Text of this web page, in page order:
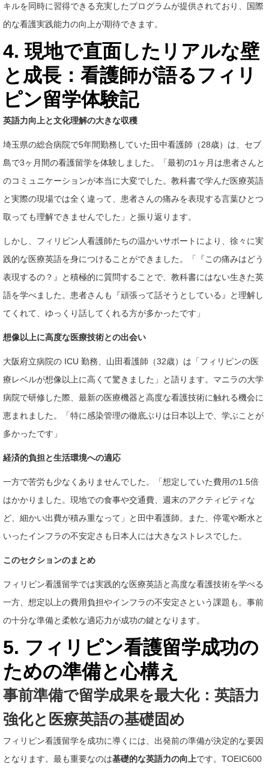
キルを同時に習得できる充実したプログラムが提供されており、国際
的な看護実践能力の向上が期待できます。
4. 現地で直面したリアルな壁
と成長：看護師が語るフィリ
ピン留学体験記
英語力向上と文化理解の大きな収穫
埼玉県の総合病院で5年間勤務していた田中看護師（28歳）は、セブ
島で3ヶ月間の看護留学を体験しました。「最初の1ヶ月は患者さんと
のコミュニケーションが本当に大変でした。教科書で学んだ医療英語
と実際の現場では全く違って、患者さんの痛みを表現する言葉ひとつ
取っても理解できませんでした」と振り返ります。
しかし、フィリピン人看護師たちの温かいサポートにより、徐々に実
践的な医療英語を身につけることができました。「『この痛みはどう
表現するの？』と積極的に質問することで、教科書にはない生きた英
語を学べました。患者さんも『頑張って話そうとしている』と理解し
てくれて、ゆっくり話してくれる方が多かったです」
想像以上に高度な医療技術との出会い
大阪府立病院の ICU 勤務、山田看護師（32歳）は「フィリピンの医
療レベルが想像以上に高くて驚きました」と語ります。マニラの大学
病院で研修した際、最新の医療機器と高度な看護技術に触れる機会に
恵まれました。「特に感染管理の徹底ぶりは日本以上で、学ぶことが
多かったです」
経済的負担と生活環境への適応
一方で苦労も少なくありませんでした。「想定していた費用の1.5倍
はかかりました。現地での食事や交通費、週末のアクティビティな
ど、細かい出費が積み重なって」と田中看護師。また、停電や断水と
いったインフラの不安定さも日本人には大きなストレスでした。
このセクションのまとめ
フィリピン看護留学では実践的な医療英語と高度な看護技術を学べる
一方、想定以上の費用負担やインフラの不安定さという課題も。事前
の十分な準備と柔軟な適応力が成功の鍵となります。
5. フィリピン看護留学成功の
ための準備と心構え
事前準備で留学成果を最大化：英語力
強化と医療英語の基礎固め
フィリピン看護留学を成功に導くには、出発前の準備が決定的な要因
となります。最も重要なのは基礎的な英語力の向上です。TOEIC600